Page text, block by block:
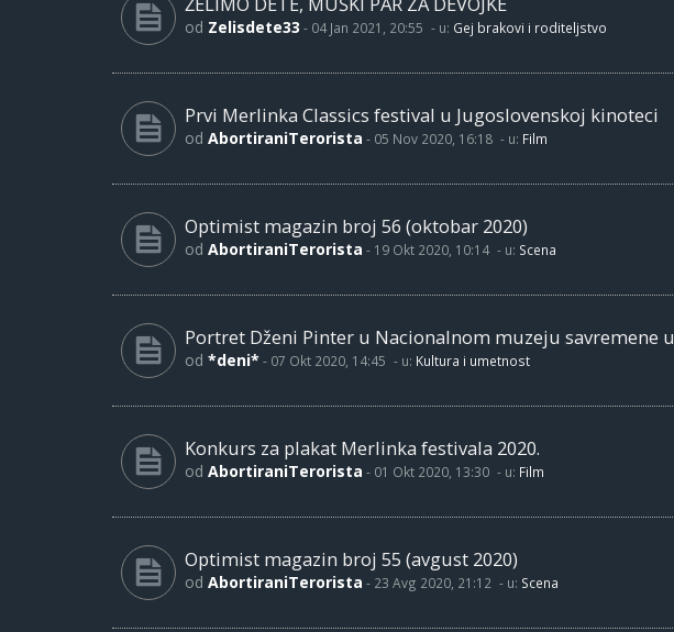
od Zelisdete33 - 04 Jan 2021, 20:55 - u: Gej brakovi i roditeljstvo
Prvi Merlinka Classics festival u Jugoslovenskoj kinoteci
od AbortiraniTerorista - 05 Nov 2020, 16:18 - u: Film
Optimist magazin broj 56 (oktobar 2020)
od AbortiraniTerorista - 19 Okt 2020, 10:14 - u: Scena
Portret Dženi Pinter u Nacionalnom muzeju savremene
od *deni* - 07 Okt 2020, 14:45 - u: Kultura i umetnost
Konkurs za plakat Merlinka festivala 2020.
od AbortiraniTerorista - 01 Okt 2020, 13:30 - u: Film
Optimist magazin broj 55 (avgust 2020)
od AbortiraniTerorista - 23 Avg 2020, 21:12 - u: Scena